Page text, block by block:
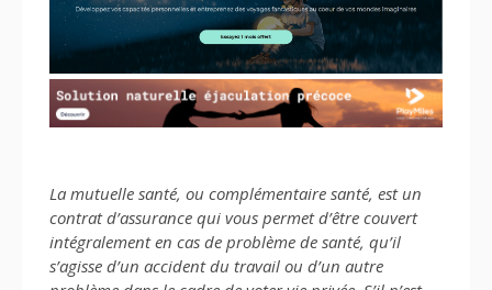
La mutuelle santé, ou complémentaire santé, est un
contrat d’assurance qui vous permet d’être couvert
intégralement en cas de problème de santé, qu’il
s’agisse d’un accident du travail ou d’un autre